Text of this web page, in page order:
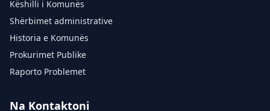
Këshilli i Komunës
Shërbimet administrative
Historia e Komunës
Prokurimet Publike
Raporto Problemet
Na Kontaktoni